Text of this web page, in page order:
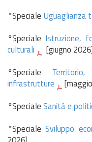
°Speciale Uguaglianza
°Speciale Istruzione,
culturali
[giugno
°Speciale
infrastrutture
°SpecialeSanità e
°Speciale Sviluppo